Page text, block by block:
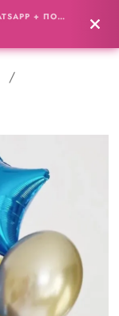
0
ПОЛУЧИТЕ ПОДБОРКУ ШАРОВ НА WHATSAPP + ПОДАРОК